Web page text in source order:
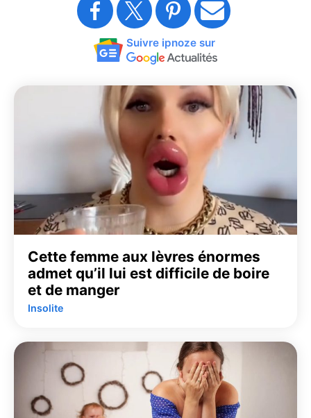
Suivre ipnoze sur
Cette femme aux lèvres énormes
admet qu’il lui est difficile de boire
et de manger
Insolite